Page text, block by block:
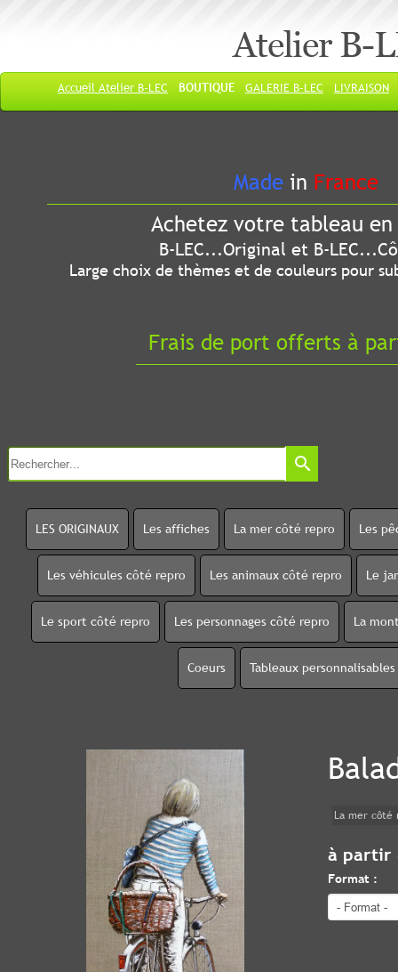
Atelier B-
Accueil Atelier B-LEC BOUTIQUE GALERIE B-LEC LIVRAISON
Made in France
Achetez votre tableau
B-LEC...Original et B-
Large choix de thèmes et de couleurs pour
Frais de port offerts à
search
LES ORIGINAUX Les affiches La mer côté repro Les
Les véhicules côté repro Les animaux côté repro Le
Le sport côté repro Les personnages côté repro La
Coeurs Tableaux personnalisables
La mer côté
à partir
Format :